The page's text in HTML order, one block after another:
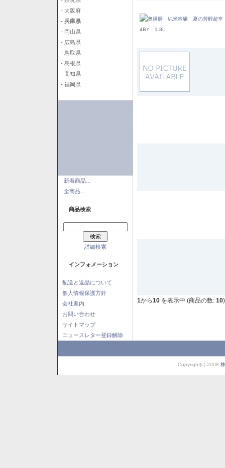
- 大阪府
- 兵庫県
- 岡山県
- 広島県
- 鳥取県
- 島根県
- 高知県
- 福岡県
新着商品...
全商品...
商品検索
詳細検索
インフォメーション
配送と返品について
個人情報保護方針
会社案内
お問い合わせ
サイトマップ
ニュースレター登録解除
1から10 を表示中 (商品の数: 10)
Copyright(c) 2008